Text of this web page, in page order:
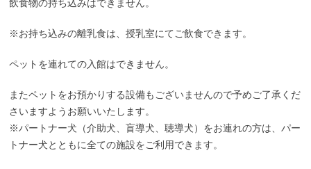
飲食物の持ち込みはできません。
※お持ち込みの離乳食は、授乳室にてご飲食できます。
ペットを連れての入館はできません。
またペットをお預かりする設備もございませんので予めご了承くだ
さいますようお願いいたします。
※パートナー犬（介助犬、盲導犬、聴導犬）をお連れの方は、パー
トナー犬とともに全ての施設をご利用できます。